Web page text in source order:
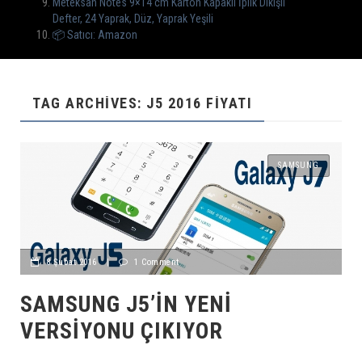
Defter, 24 Yaprak, Düz, Yaprak Yeşili
📦 Satıcı: Amazon
TAG ARCHIVES: J5 2016 FIYATI
SAMSUNG
8 Şubat 2016 | 1 Comment
SAMSUNG J5’IN YENI
VERSIYONU ÇIKIYOR